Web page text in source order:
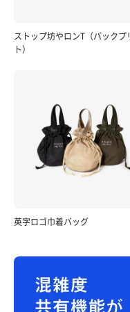
ストップ坊やロンT（バックプ
ト）
英字ロゴ巾着バッグ